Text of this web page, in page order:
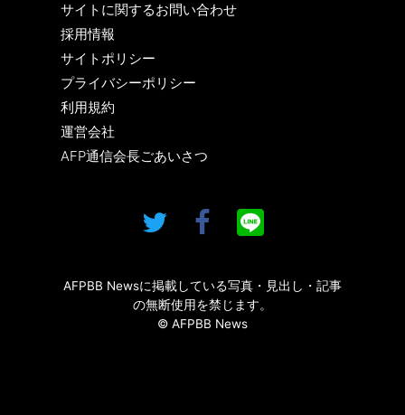
サイトに関するお問い合わせ
採用情報
サイトポリシー
プライバシーポリシー
利用規約
運営会社
AFP通信会長ごあいさつ
AFPBB Newsに掲載している写真・見出し・記事
の無断使用を禁じます。
© AFPBB News